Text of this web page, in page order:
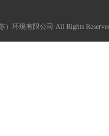
）环境有限公司 All Rights